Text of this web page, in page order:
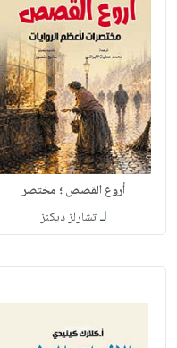
أروع القصص ؛ مختصر
لـتشارلز ديكنز